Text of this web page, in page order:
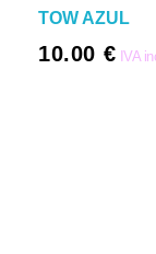
TOW AZUL
10.00 € IVA